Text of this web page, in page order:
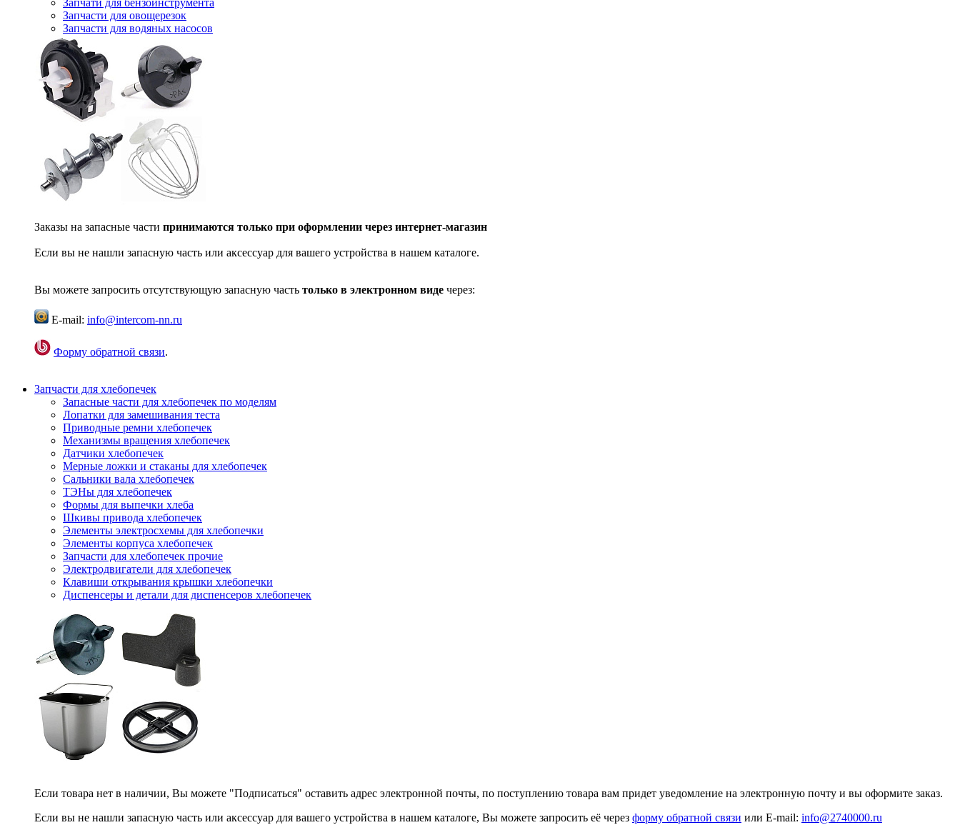
Запчати для бензоинструмента
Запчасти для овощерезок
Запчасти для водяных насосов
Заказы на запасные части принимаются только при оформлении через интернет-магазин
Если вы не нашли запасную часть или аксессуар для вашего устройства в нашем каталоге.
Вы можете запросить отсутствующую запасную часть только в электронном виде через:
E-mail: info@intercom-nn.ru
Форму обратной связи.
Запчасти для хлебопечек
Запасные части для хлебопечек по моделям
Лопатки для замешивания теста
Приводные ремни хлебопечек
Механизмы вращения хлебопечек
Датчики хлебопечек
Мерные ложки и стаканы для хлебопечек
Сальники вала хлебопечек
ТЭНы для хлебопечек
Формы для выпечки хлеба
Шкивы привода хлебопечек
Элементы электросхемы для хлебопечки
Элементы корпуса хлебопечек
Запчасти для хлебопечек прочие
Электродвигатели для хлебопечек
Клавиши открывания крышки хлебопечки
Диспенсеры и детали для диспенсеров хлебопечек
Если товара нет в наличии, Вы можете "Подписаться" оставить адрес электронной почты, по поступлению товара вам придет уведомление на электронную почту и вы оформите заказ.
Если вы не нашли запасную часть или аксессуар для вашего устройства в нашем каталоге, Вы можете запросить её через форму обратной связи или E-mail: info@2740000.ru